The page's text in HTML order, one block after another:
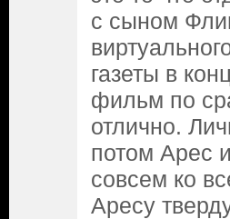
с сыном
газеты в
фильм по
отлично.
потом Арес
совсем ко
Аресу